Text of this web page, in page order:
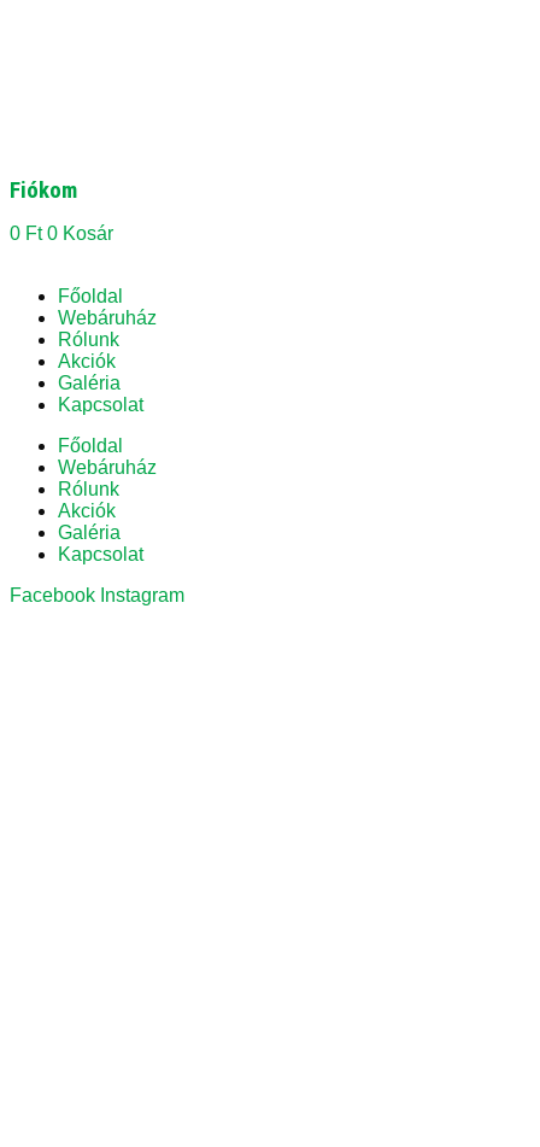
Fiókom
0 Ft 0 Kosár
Főoldal
Webáruház
Rólunk
Akciók
Galéria
Kapcsolat
Főoldal
Webáruház
Rólunk
Akciók
Galéria
Kapcsolat
Facebook Instagram